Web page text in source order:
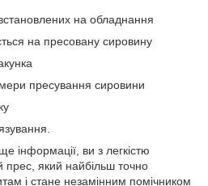
встановлених на обладнання
на пресовану сировину
пресування сировини
інформації, ви з легкістю
прес, який найбільш точно
і стане незамінним помічником